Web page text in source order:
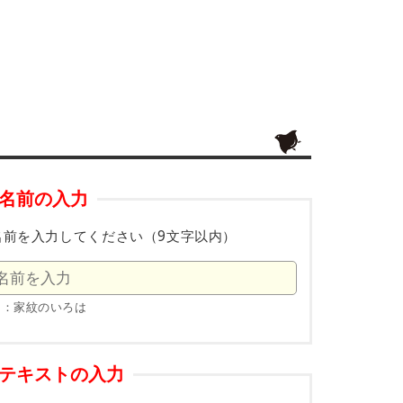
前の入力
を入力してください（9文字以内）
家紋のいろは
キストの入力